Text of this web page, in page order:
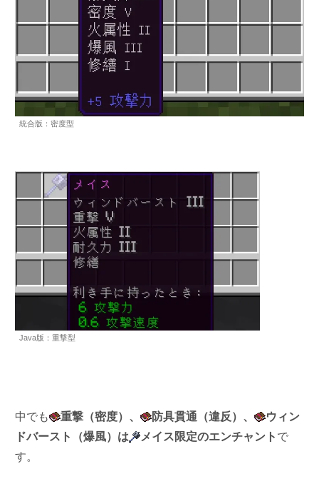
統合版：密度型
Java版：重撃型
中でも 重撃（密度） 、 防具貫通 （違反） 、
ウィン
ドバースト
（爆風）は メイス限定のエンチャント で
す。